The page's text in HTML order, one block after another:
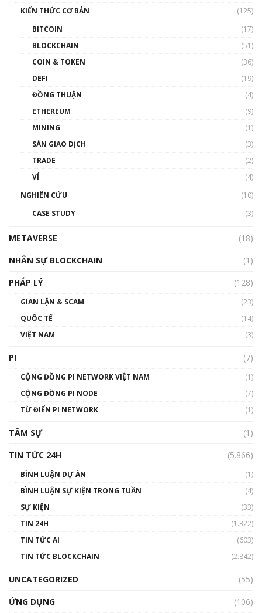
KIẾN THỨC CƠ BẢN
(125)
BITCOIN
(17)
BLOCKCHAIN
(51)
COIN & TOKEN
(36)
DEFI
(19)
ĐỒNG THUẬN
(4)
ETHEREUM
(9)
MINING
(1)
SÀN GIAO DỊCH
(3)
TRADE
(2)
VÍ
(4)
NGHIÊN CỨU
(10)
CASE STUDY
(3)
METAVERSE
(18)
NHÂN SỰ BLOCKCHAIN
(1)
PHÁP LÝ
(128)
GIAN LẬN & SCAM
(23)
QUỐC TẾ
(14)
VIỆT NAM
(3)
PI (7)
CỘNG ĐỒNG PI NETWORK VIỆT NAM
(1)
CỘNG ĐỒNG PI NODE
(7)
TỪ ĐIỂN PI NETWORK
(1)
TÂM SỰ
(1)
TIN TỨC 24H
(5.866)
BÌNH LUẬN DỰ ÁN
(1)
BÌNH LUẬN SỰ KIỆN TRONG TUẦN
(4)
SỰ KIỆN
(33)
TIN 24H
(1.322)
TIN TỨC AI
(603)
TIN TỨC BLOCKCHAIN
(2.842)
UNCATEGORIZED
(55)
ỨNG DỤNG
(106)